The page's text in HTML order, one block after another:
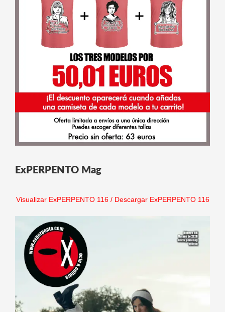
ExPERPENTO Mag
Visualizar ExPERPENTO 116/ Descargar ExPERPENTO 116